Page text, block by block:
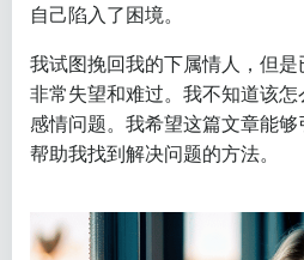
自己陷入了困境。
我试图挽回我的下属情人，但
非常失望和难过。我不知道该
感情问题。我希望这篇文章能
帮助我找到解决问题的方法。